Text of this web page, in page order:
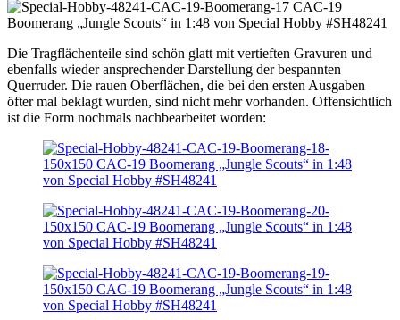
Die Tragflächenteile sind schön glatt mit vertieften Gravuren und
ebenfalls wieder ansprechender Darstellung der bespannten
Querruder. Die rauen Oberflächen, die bei den ersten Ausgaben
öfter mal beklagt wurden, sind nicht mehr vorhanden. Offensichtlich
ist die Form nochmals nachbearbeitet worden: